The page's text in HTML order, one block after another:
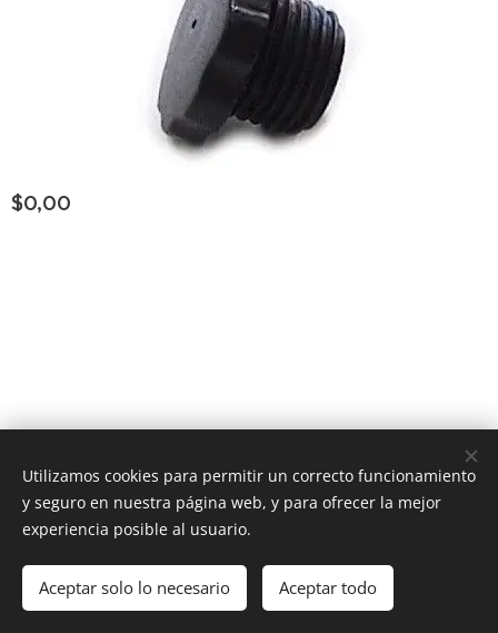
$0,00
Añadir a la cesta
Consultar Group ®Todoslos derechos reservados
Powered byWebnode Cookies
Utilizamos cookies para permitir un correcto funcionamiento
y seguro en nuestra página web, y para ofrecer la mejor
experiencia posible al usuario.
Aceptar solo lo necesario Aceptar todo